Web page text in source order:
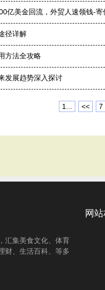
亿美金回流，外贸人速领钱-
径详解
方法全攻略
发展趋势深入探讨
1... << 7
汇集美食文化、体育
财、生活百科、等多
网